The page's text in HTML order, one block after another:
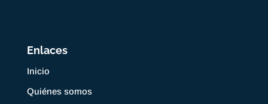
Enlaces
Inicio
Quiénes somos